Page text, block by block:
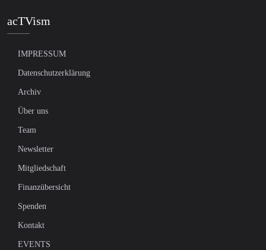
acTVism
IMPRESSUM
Datenschutzerklärung
Archiv
Über uns
Team
Newsletter
Mitgliedschaft
Finanzübersicht
Spenden
Kontakt
EVENTS